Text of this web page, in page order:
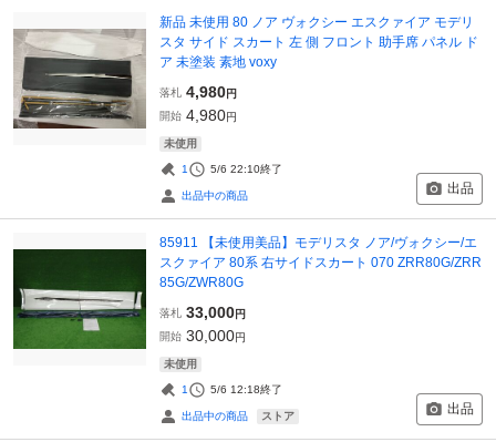
新品 未使用 80 ノア ヴォクシー エスクァイア モデリ
スタ サイド スカート 左 側 フロント 助手席 パネル ド
ア 未塗装 素地 voxy
落札 4,980円
開始 4,980円
未使用
1 5/6 22:10終了
出品中の商品 出品
85911 【未使用美品】モデリスタ ノア/ヴォクシー/エ
スクァイア 80系 右サイドスカート 070 ZRR80G/ZRR
85G/ZWR80G
落札 33,000円
開始 30,000円
未使用
1 5/6 12:18終了
出品中の商品 ストア 出品